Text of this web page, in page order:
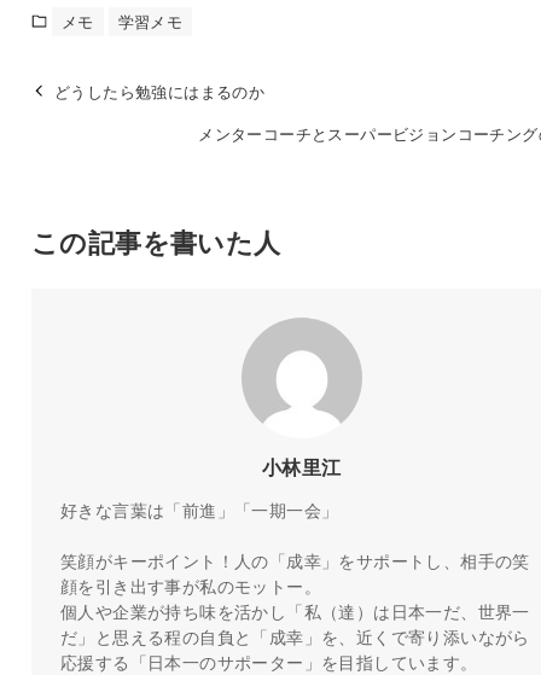
メモ 学習メモ
どうしたら勉強にはまるのか
メンターコーチとスーパービジョンコーチン
この記事を書いた人
小林里江
好きな言葉は「前進」「一期一会」
笑顔がキーポイント！人の「成幸」をサポートし、相手の笑
顔を引き出す事が私のモットー。
個人や企業が持ち味を活かし「私（達）は日本一だ、世界一
だ」と思える程の自負と「成幸」を、近くで寄り添いながら
応援する「日本一のサポーター」を目指しています。